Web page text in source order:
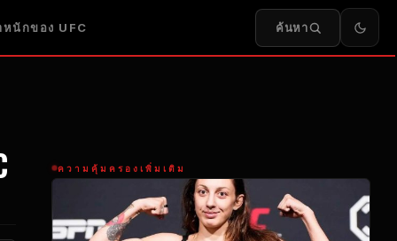
หนักของ UFC ค้นหา
ความคุ้มครองเพิ่มเติม